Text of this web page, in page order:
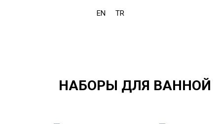
EN TR
НАБОРЫ ДЛЯ ВАННОЙ